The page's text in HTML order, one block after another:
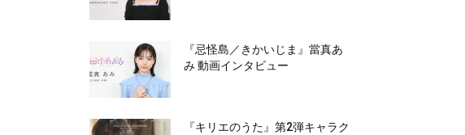
『忌怪島／きかいじま』當真あ
み 動画インタビュー
『キリエのうた』第2弾キャラク